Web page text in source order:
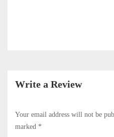
Write a Review
Your email address will not be
marked *